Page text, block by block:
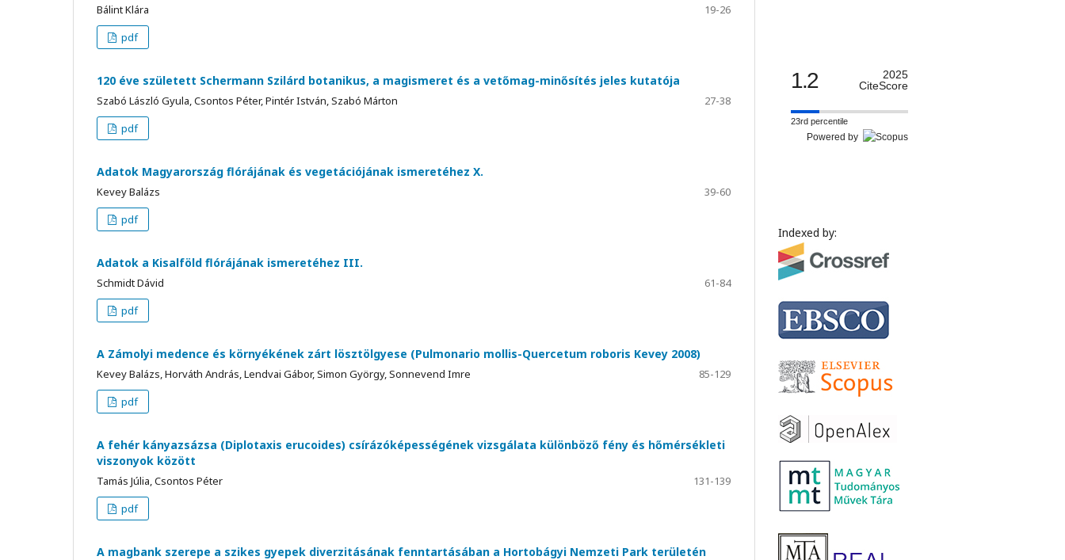
Bálint Klára
19-26
pdf
120 éve született Schermann Szilárd botanikus, a magismeret és a vetőmag-minősítés jeles kutatója
Szabó László Gyula, Csontos Péter, Pintér István, Szabó Márton
27-38
pdf
Adatok Magyarország flórájának és vegetációjának ismeretéhez X.
Kevey Balázs
39-60
pdf
Adatok a Kisalföld flórájának ismeretéhez III.
Schmidt Dávid
61-84
pdf
A Zámolyi medence és környékének zárt lösztölgyese (Pulmonario mollis-Quercetum roboris Kevey 2008)
Kevey Balázs, Horváth András, Lendvai Gábor, Simon György, Sonnevend Imre
85-129
pdf
A fehér kányazsázsa (Diplotaxis erucoides) csírázóképességének vizsgálata különböző fény és hőmérsékleti
viszonyok között
Tamás Júlia, Csontos Péter
131-139
pdf
A magbank szerepe a szikes gyepek diverzitásának fenntartásában a Hortobágyi Nemzeti Park területén
1.2
2025
CiteScore
23rd percentile
Powered by
Indexed by: